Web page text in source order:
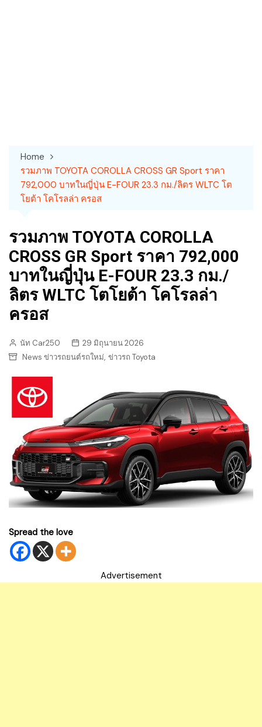
Home
รวมภาพ TOYOTA COROLLA CROSS GR Sport ราคา
792,000 บาทในญี่ปุ่น E-FOUR 23.3 กม./ลิตร WLTC โต
โยต้า โคโรลล่า ครอส
รวมภาพ TOYOTA COROLLA
CROSS GR Sport ราคา 792,000
บาทในญี่ปุ่น E-FOUR 23.3 กม./
ลิตร WLTC โตโยต้า โคโรลล่า
ครอส
นัท Car250
29 มิถุนายน 2026
News ข่าวรถยนต์รถใหม่, ข่าวรถ Toyota
Spread the love
Advertisement